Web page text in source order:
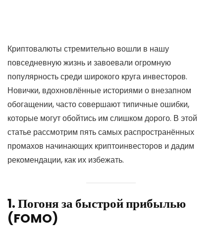
Криптовалюты стремительно вошли в нашу
повседневную жизнь и завоевали огромную
популярность среди широкого круга инвесторов.
Новички, вдохновлённые историями о внезапном
обогащении, часто совершают типичные ошибки,
которые могут обойтись им слишком дорого. В этой
статье рассмотрим пять самых распространённых
промахов начинающих криптоинвесторов и дадим
рекомендации, как их избежать.
1. Погоня за быстрой прибылью
(FOMO)